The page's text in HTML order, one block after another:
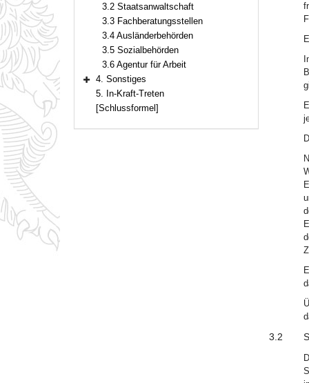
3.2 Staatsanwaltschaft
3.3 Fachberatungsstellen
3.4 Ausländerbehörden
3.5 Sozialbehörden
3.6 Agentur für Arbeit
Bereich erweitern
4. Sonstiges
5. In-Kraft-Treten
[Schlussformel]
3.2